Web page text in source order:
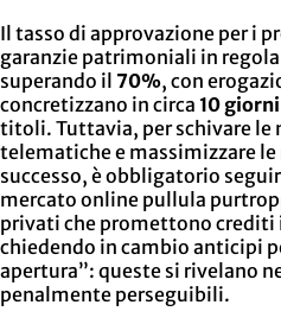
Il tasso di approvazione per i
garanzie patrimoniali in
superando il 70%, con
concretizzano in circa 10
titoli. Tuttavia, per schivare le
telematiche e massimizzare
successo, è obbligatorio
mercato online pullula
privati che promettono
chiedendo in cambio anticipi
apertura”: queste si rivelano
penalmente perseguibili.